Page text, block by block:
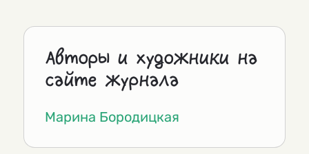
Авторы и художники на
сайте журнала
Марина Бородицкая